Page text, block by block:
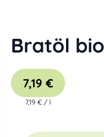
Bratöl
7,19 €
7,19 € / l